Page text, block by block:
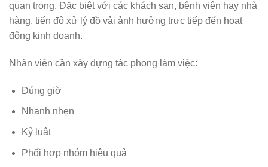
quan trọng. Đặc biệt với các khách sạn, bệnh viện hay nhà
hàng, tiến độ xử lý đồ vải ảnh hưởng trực tiếp đến hoạt
động kinh doanh.
Nhân viên cần xây dựng tác phong làm việc:
Đúng giờ
Nhanh nhẹn
Kỷ luật
Phối hợp nhóm hiệu quả